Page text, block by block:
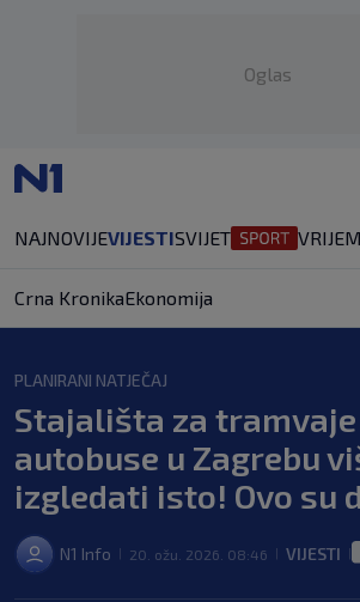
Oglas
NAJNOVIJEVIJESTISVIJET
Crna KronikaEkonomija
PLANIRANI NATJEČAJ
Stajališta za
autobuse u Zagrebu
izgledati isto! Ovo su
N1 Info 20. ožu. 2026. 08:46 VIJESTI